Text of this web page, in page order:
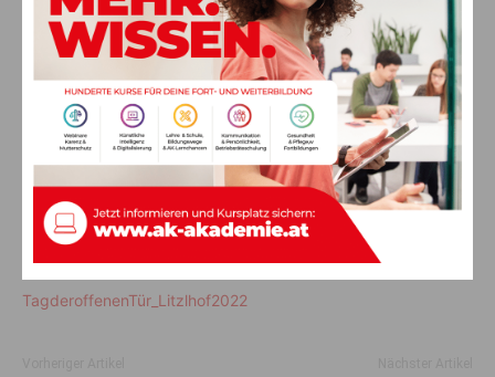
TagderoffenenTür_Litzlhof2022